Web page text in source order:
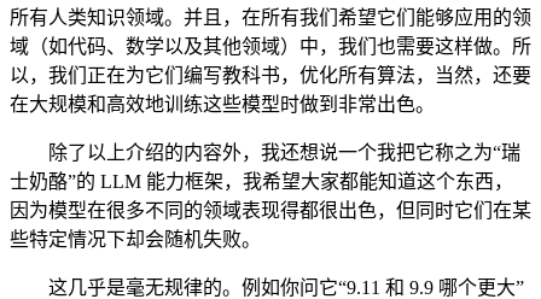
所有人类知识领域。并且，在所有我们希望它们能够应用的领
域（如代码、数学以及其他领域）中，我们也需要这样做。所
以，我们正在为它们编写教科书，优化所有算法，当然，还要
在大规模和高效地训练这些模型时做到非常出色。
除了以上介绍的内容外，我还想说一个我把它称之为“瑞
士奶酪”的 LLM 能力框架，我希望大家都能知道这个东西，
因为模型在很多不同的领域表现得都很出色，但同时它们在某
些特定情况下却会随机失败。
这几乎是毫无规律的。例如你问它“9.11 和 9.9 哪个更大”